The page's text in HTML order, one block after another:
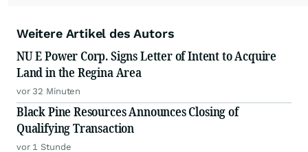
Weitere Artikel des Autors
NU E Power Corp. Signs Letter of Intent to Acquire
Land in the Regina Area
vor 32 Minuten
Black Pine Resources Announces Closing of
Qualifying Transaction
vor 1 Stunde